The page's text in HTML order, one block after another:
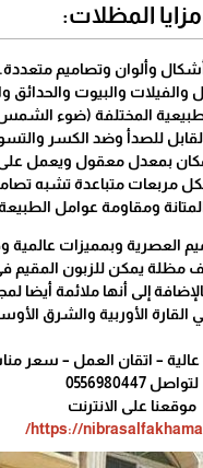
مزايا المظلات:
العصرية وبمميزات
يمكن للزبون المقيم
إلى أنها ملائمة أيضا
القارة الأوربية والشرق
عالية – اتقان العمل – سعر
لتواصل 0556980447
موقعنا على الانترنت
https://